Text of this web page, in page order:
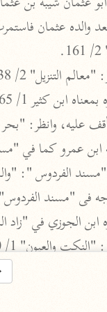
التنزيل" 2/ 238 ، "الإصابة" 2/ 161.
1/ 565، وأخرج البيهقي نحوه عن ميمون بن مهران، انظر: "الدر المنثور" 2/ 314.
عليه، وانظر: "بحر
ابن عمرو كما في "مسند
الفردوس ":
فى "مسند الفردوس" 1/ 13 بنحوه.
الجوزي في "زاد المسير" 2/ 114، وانظر
1/ 400، "زاد المسير" 2/ 114، والقرطبي 5/ 256.